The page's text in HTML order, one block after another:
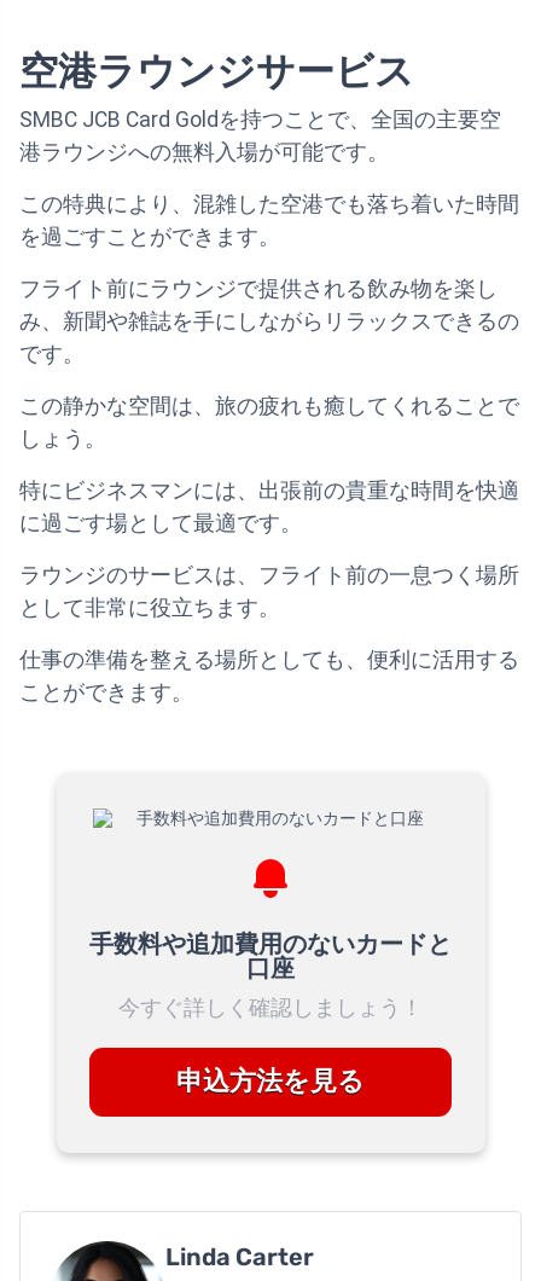
空港ラウンジサービス
SMBC JCB Card Goldを持つことで、全国の主要空
港ラウンジへの無料入場が可能です。
この特典により、混雑した空港でも落ち着いた時間
を過ごすことができます。
フライト前にラウンジで提供される飲み物を楽し
み、新聞や雑誌を手にしながらリラックスできるの
です。
この静かな空間は、旅の疲れも癒してくれることで
しょう。
特にビジネスマンには、出張前の貴重な時間を快適
に過ごす場として最適です。
ラウンジのサービスは、フライト前の一息つく場所
として非常に役立ちます。
仕事の準備を整える場所としても、便利に活用する
ことができます。
手数料や追加費用のないカードと
口座
今すぐ詳しく確認しましょう！
申込方法を見る
Linda Carter